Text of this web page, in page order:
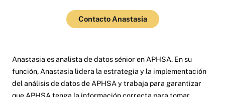
Contacto Anastasia
Anastasia es analista de datos sénior en APHSA. En su
función, Anastasia lidera la estrategia y la implementación
del análisis de datos de APHSA y trabaja para garantizar
que APHSA tenga la información correcta para tomar